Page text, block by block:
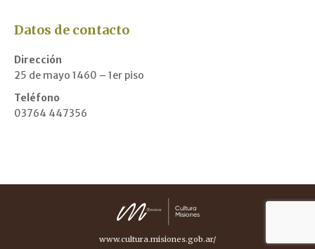
Datos de contacto
Dirección
25 de mayo 1460 – 1er piso
Teléfono
03764 447356
www.cultura.misiones.gob.ar/